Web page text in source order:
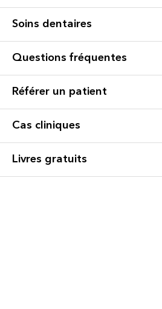
Soins dentaires
Questions fréquentes
Référer un patient
Cas cliniques
Livres gratuits